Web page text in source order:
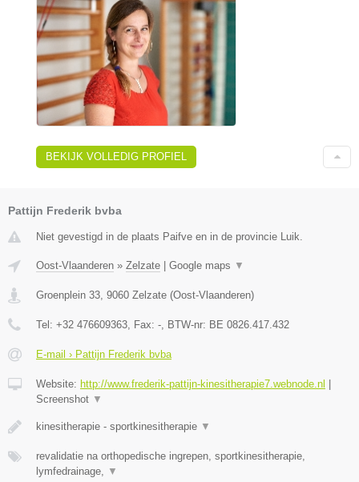
BEKIJK VOLLEDIG PROFIEL
Pattijn Frederik bvba
Niet gevestigd in de plaats Paifve en in de provincie Luik.
Oost-Vlaanderen » Zelzate Google maps ▼
Groenplein 33, 9060 Zelzate (Oost-Vlaanderen)
Tel: +32 476609363, Fax: -, BTW-nr: BE 0826.417.432
E-mail › Pattijn Frederik bvba
Website: http://www.frederik-pattijn-kinesitherapie7.webnode.nl
Screenshot ▼
kinesitherapie - sportkinesitherapie ▼
revalidatie na orthopedische ingrepen, sportkinesitherapie,
lymfedrainage, ▼